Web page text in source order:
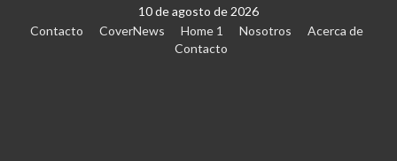
10 de agosto de 2026
Contacto
CoverNews Home 1 Nosotros
Acerca de
Contacto